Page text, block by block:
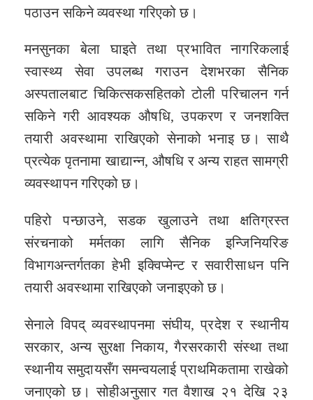
पठाउन सकिने व्यवस्था गरिएको छ।
मनसुनका बेला घाइते तथा प्रभावित नागरिकलाई
स्वास्थ्य सेवा उपलब्ध गराउन देशभरका सैनिक
अस्पतालबाट चिकित्सकसहितको टोली परिचालन गर्न
सकिने गरी आवश्यक औषधि, उपकरण र जनशक्ति
तयारी अवस्थामा राखिएको सेनाको भनाइ छ। साथै
प्रत्येक पृतनामा खाद्यान्न, औषधि र अन्य राहत सामग्री
व्यवस्थापन गरिएको छ।
पहिरो पन्छाउने, सडक खुलाउने तथा क्षतिग्रस्त
संरचनाको मर्मतका लागि सैनिक इन्जिनियरिङ
विभागअन्तर्गतका हेभी इक्विप्मेन्ट र सवारीसाधन पनि
तयारी अवस्थामा राखिएको जनाइएको छ।
सेनाले विपद् व्यवस्थापनमा संघीय, प्रदेश र स्थानीय
सरकार, अन्य सुरक्षा निकाय, गैरसरकारी संस्था तथा
स्थानीय समुदायसँग समन्वयलाई प्राथमिकतामा राखेको
जनाएको छ। सोहीअनुसार गत वैशाख २१ देखि २३